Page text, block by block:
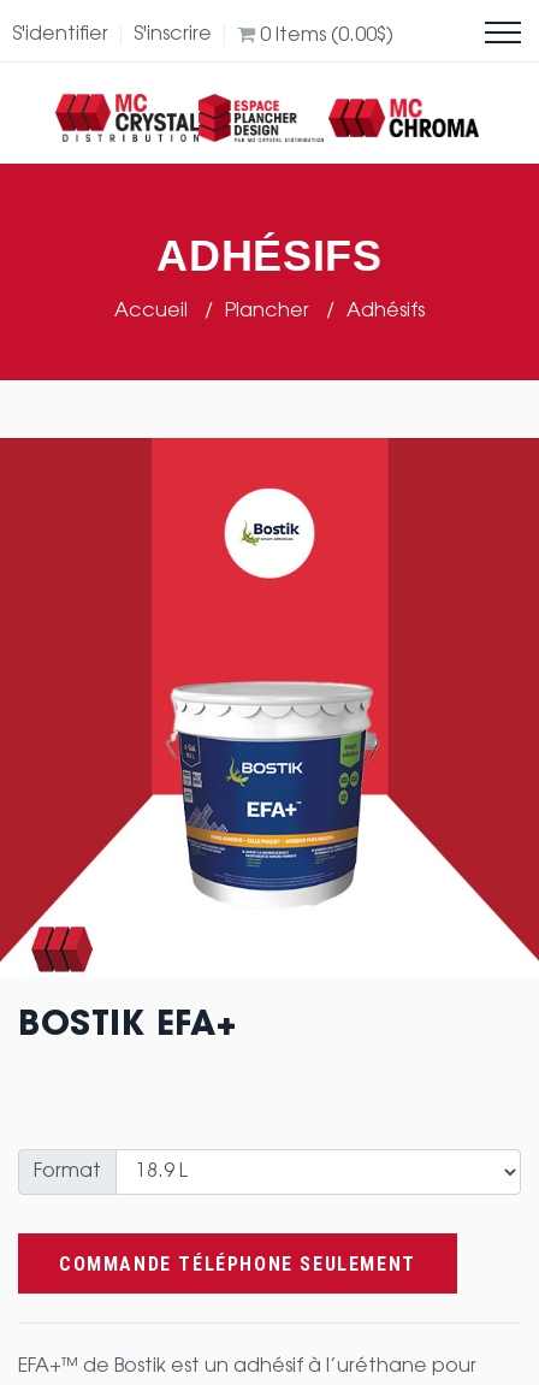
S'identifier S'inscrire 0 Items (0.00$)
ADHÉSIFS
Accueil Plancher Adhésifs
BOSTIK EFA+
Format
COMMANDE TÉLÉPHONE SEULEMENT
EFA+™ de Bostik est un adhésif à l’uréthane pour